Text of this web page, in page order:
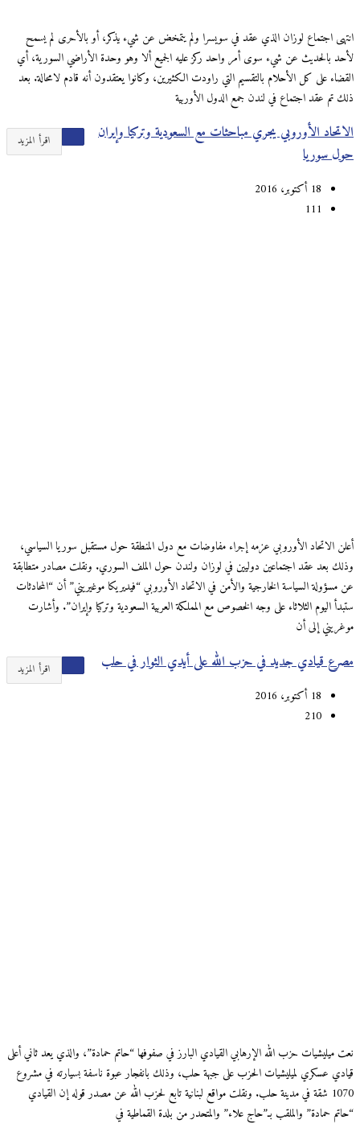
انتهى اجتماع لوزان الذي عقد في سويسرا ولم يتمخض عن شيء يذكر، أو بالأحرى لم يسمح
لأحد بالحديث عن شيء سوى أمر واحد ركز عليه الجميع ألا وهو وحدة الأراضي السورية، أي
القضاء على كل الأحلام بالتقسيم التي راودت الكثيرين، وكانوا يعتقدون أنه قادم لامحالة. بعد
ذلك تم عقد اجتماع في لندن جمع الدول الأوربية
اقرأ المزيد
الاتحاد الأوروبي يجري مباحثات مع السعودية وتركيا وإيران
حول سوريا
18 أكتوبر، 2016
111
أعلن الاتحاد الأوروبي عزمه إجراء مفاوضات مع دول المنطقة حول مستقبل سوريا السياسي،
وذلك بعد عقد اجتماعين دوليين في لوزان ولندن حول الملف السوري. ونقلت مصادر متطابقة
عن مسؤولة السياسة الخارجية والأمن في الاتحاد الأوروبي “فيديريكا موغيريني” أن “المحادثات
ستبدأ اليوم الثلاثاء على وجه الخصوص مع المملكة العربية السعودية وتركيا وإيران”. وأشارت
موغريني إلى أن
اقرأ المزيد مصرع قيادي جديد في حزب الله على أيدي الثوار في حلب
18 أكتوبر، 2016
210
نعت ميليشيات حزب الله الإرهابي القيادي البارز في صفوفها “حاتم حمادة”، والذي يعد ثاني أعلى
قيادي عسكري لميليشيات الحزب على جبهة حلب، وذلك بانفجار عبوة ناسفة بسيارته في مشروع
1070 شقة في مدينة حلب. ونقلت مواقع لبنانية تابع لحزب الله عن مصدر قوله إن القيادي
“حاتم حمادة” والملقب بـ”حاج علاء” والمتحدر من بلدة القماطية في